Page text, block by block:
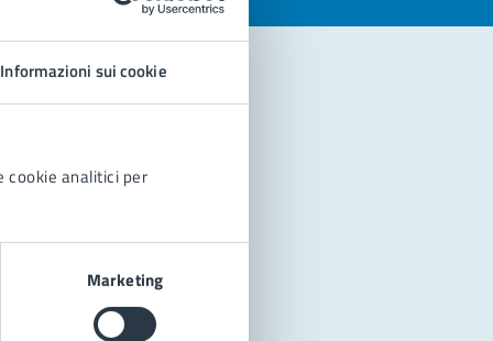
Informazioni sui cookie
cookie analitici per
Marketing